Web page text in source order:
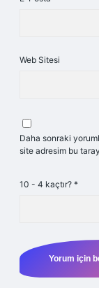
Web Sitesi
Daha sonraki
site adresim bu
10 - 4 kaçtır? *